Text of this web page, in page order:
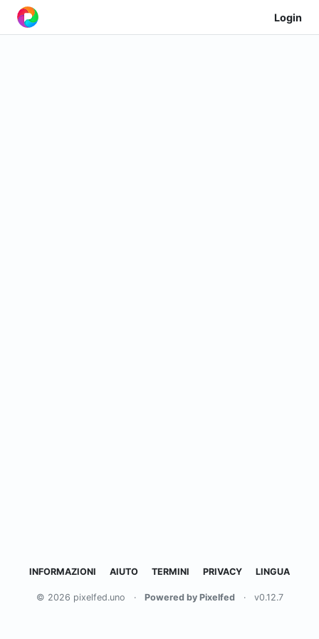
Login
INFORMAZIONI AIUTO TERMINI PRIVACY LINGUA
© 2026 pixelfed.uno · Powered by Pixelfed · v0.12.7